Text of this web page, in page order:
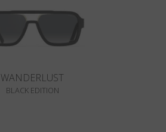
WANDERLUST
BLACK EDITION